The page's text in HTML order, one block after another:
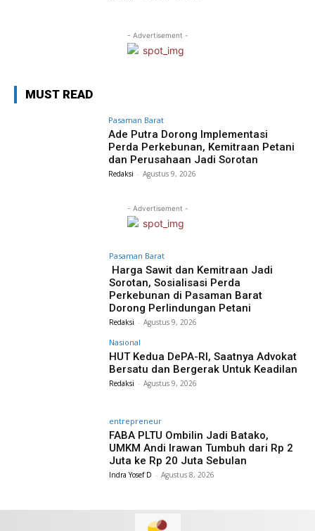
- Advertisement -
MUST READ
Pasaman Barat
Ade Putra Dorong Implementasi
Perda Perkebunan, Kemitraan Petani
dan Perusahaan Jadi Sorotan
Redaksi - Agustus 9, 2026
- Advertisement -
Pasaman Barat
Harga Sawit dan Kemitraan Jadi
Sorotan, Sosialisasi Perda
Perkebunan di Pasaman Barat
Dorong Perlindungan Petani
Redaksi - Agustus 9, 2026
Nasional
HUT Kedua DePA-RI, Saatnya Advokat
Bersatu dan Bergerak Untuk Keadilan
Redaksi - Agustus 9, 2026
entrepreneur
FABA PLTU Ombilin Jadi Batako,
UMKM Andi Irawan Tumbuh dari Rp 2
Juta ke Rp 20 Juta Sebulan
Indra Yosef D - Agustus 8, 2026